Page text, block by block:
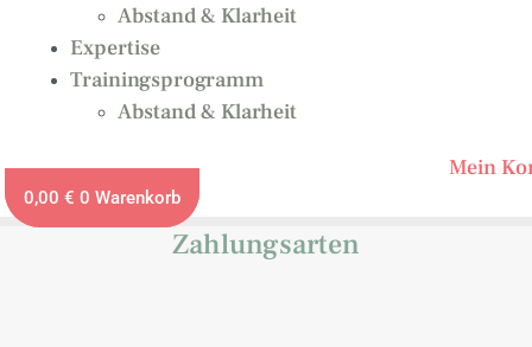
Abstand & Klarheit
Expertise
Trainingsprogramm
Abstand & Klarheit
Mein
0,00€ 0 Warenkorb
Zahlungsarten